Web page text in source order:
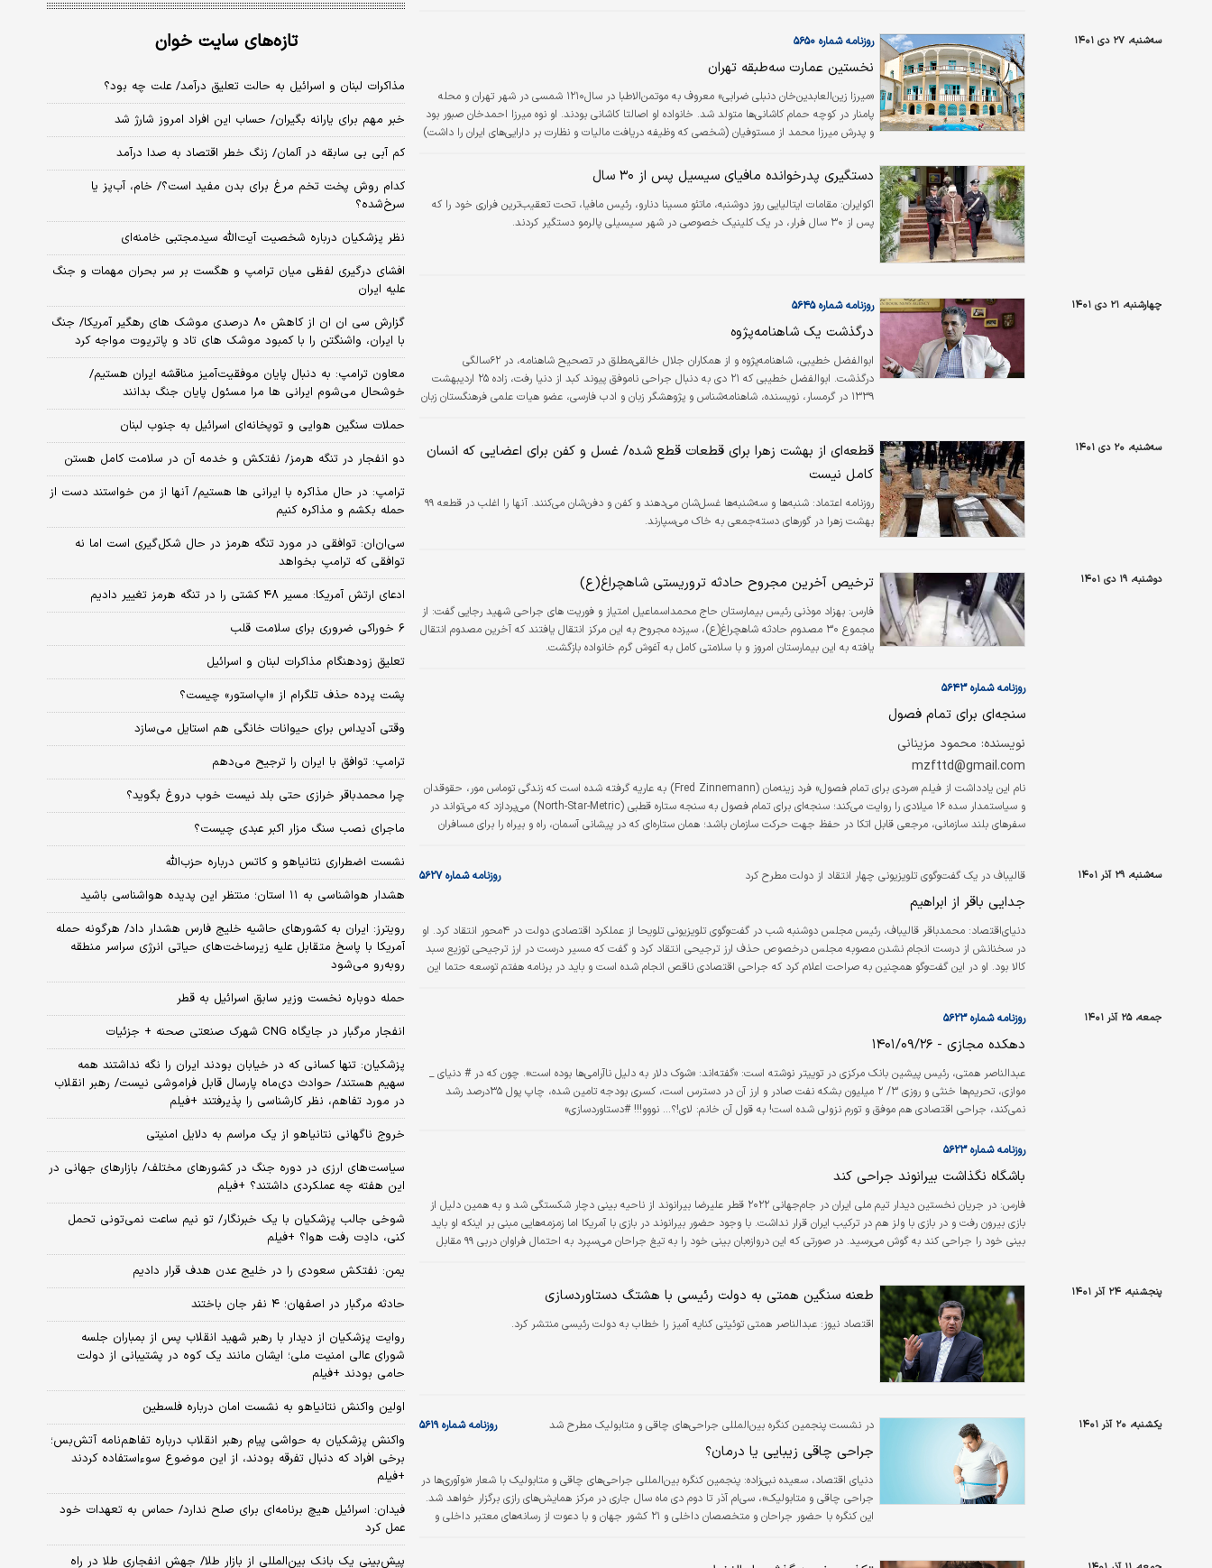
سه‌شنبه، ۲۷ دی ۱۴۰۱ روزنامه شماره ۵۶۵۰
نخستین عمارت سه‌طبقه تهران
«میرزا زین‌العابدین‌خان دنبلی ضرابی» معروف به موتمن‌الاطبا در سال۱۲۱۰ شمسی در شهر تهران و محله
پامنار در کوچه حمام کاشانی‌ها متولد شد. خانواده او اصالتا کاشانی بودند. او نوه میرزا احمدخان صبور بود
و پدرش میرزا محمد از مستوفیان (شخصی که وظیفه دریافت مالیات و نظارت بر دارایی‌های ایران را داشت)
دستگیری پدرخوانده مافیای سیسیل پس از ۳۰ سال
اکوایران: مقامات ایتالیایی روز دوشنبه، ماتئو مسینا دنارو، رئیس مافیا، تحت تعقیب‌ترین فراری خود را که
پس از ۳۰ سال فرار، در یک کلینیک خصوصی در شهر سیسیلی پالرمو دستگیر کردند.
چهارشنبه، ۲۱ دی ۱۴۰۱ روزنامه شماره ۵۶۴۵
درگذشت یک شاهنامه‌پژوه
ابوالفضل خطیبی‌، شاهنامه‌پژوه و از همکاران جلال خالقی‌مطلق در تصحیح شاهنامه، در ۶۲سالگی
درگذشت. ابوالفضل خطیبی که ۲۱ دی به دنبال جراحی ناموفق پیوند کبد از دنیا رفت، زاده ۲۵ اردیبهشت
۱۳۳۹ در گرمسار، نویسنده، شاهنامه‌شناس و پژوهشگر زبان و ادب فارسی، عضو هیات علمی فرهنگستان زبان
خطیبی می‌توان به «شاهنامه،…
سه‌شنبه، ۲۰ دی ۱۴۰۱
قطعه‌ای از بهشت زهرا برای قطعات قطع شده/ غسل و کفن برای اعضایی که انسان
کامل نیست
روزنامه اعتماد:
شنبه‌ها و سه‌شنبه‌ها غسل‌شان می‌دهند و کفن و دفن‌شان می‌کنند. آنها را اغلب در قطعه ۹۹
بهشت زهرا در گورهای دسته‌جمعی به خاک می‌سپارند.
دوشنبه، ۱۹ دی ۱۴۰۱ ترخیص آخرین مجروح حادثه تروریستی شاهچراغ(ع)
فارس: بهزاد موذنی رئیس بیمارستان حاج محمداسماعیل امتیاز و فوریت های جراحی شهید رجایی گفت: از
مجموع ۳۰ مصدوم حادثه شاهچراغ(ع)، سیزده مجروح به این مرکز انتقال یافتند که آخرین مصدوم انتقال
یافته به این بیمارستان امروز و با سلامتی کامل به آغوش گرم خانواده بازگشت.
روزنامه شماره ۵۶۴۳
سنجه‌ای برای تمام فصول
نویسنده: محمود مزيناني
mzfttd@gmail.com
نام این یادداشت از فیلم «مردی برای تمام فصول» فرد زینه‌مان (Fred Zinnemann) به عاریه گرفته شده است که زندگی توماس مور، حقوقدان
و سیاستمدار سده ۱۶ میلادی را روایت می‌کند؛ سنجه‌ای برای تمام فصول به سنجه ستاره قطبی (North-Star-Metric) می‌پردازد که می‌تواند در
سفرهای بلند سازمانی، مرجعی قابل اتکا در حفظ جهت حرکت سازمان باشد؛ همان ستاره‌ای که در پیشانی آسمان، راه و بیراه را برای مسافران
سه‌شنبه، ۲۹ آذر ۱۴۰۱ قالیباف در یک گفت‌وگوی تلویزیونی چهار انتقاد از دولت مطرح کرد‌ روزنامه شماره ۵۶۲۷
جدایی باقر از ابراهیم
دنیای‌اقتصاد: محمد‌باقر قالیباف، رئیس مجلس دوشنبه شب در گفت‌وگوی تلویزیونی تلویحا از عملکرد اقتصادی دولت در ۴محور انتقاد کرد. او
در سخنانش از درست انجام نشدن مصوبه مجلس درخصوص حذف ارز ترجیحی انتقاد کرد و گفت که مسیر درست در ارز ترجیحی توزیع سبد
کالا بود. او در این گفت‌وگو همچنین به صراحت اعلام کرد که جراحی اقتصادی ناقص انجام شده است و باید در برنامه هفتم توسعه حتما این
جمعه، ۲۵ آذر ۱۴۰۱ روزنامه شماره ۵۶۲۳
دهکده مجازی - ۱۴۰۱/۰۹/۲۶
عبدالناصر همتی، رئیس پیشین بانک مرکزی در توییتر نوشته است: «گفته‌اند: «شوک دلار به دلیل ناآرامی‌ها بوده است». چون که در # دنیای _
موازی، تحریم‌ها خنثی و روزی ۳/ ۲ میلیون بشکه نفت صادر و ارز آن در دسترس است، کسری بودجه تامین شده، چاپ پول ۳۵درصد رشد
نمی‌کند، جراحی اقتصادی هم موفق و تورم نزولی شده است! به قول آن خانم: لای!؟... نووو!!! #دستاوردسازی»
روزنامه شماره ۵۶۲۳
باشگاه نگذاشت بیرانوند جراحی کند
فارس: در جریان نخستین دیدار تیم ملی ایران در جام‌جهانی ۲۰۲۲ قطر علیرضا بیرانوند از ناحیه بینی دچار شکستگی شد و به همین دلیل از
بازی بیرون رفت و در بازی با ولز هم در ترکیب ایران قرار نداشت. با وجود حضور بیرانوند در بازی با آمریکا اما زمزمه‌هایی مبنی بر اینکه او باید
بینی خود را جراحی کند به گوش می‌رسید. در صورتی که این دروازه‌بان بینی خود را به تیغ جراحان می‌سپرد به احتمال فراوان دربی ۹۹ مقابل
پنجشنبه، ۲۴ آذر ۱۴۰۱ طعنه سنگین همتی به دولت رئیسی با هشتگ دستاوردسازی
اقتصاد نیوز: عبدالناصر همتی توئیتی کنایه آمیز را خطاب به دولت رئیسی منتشر کرد.
یکشنبه، ۲۰ آذر ۱۴۰۱ در نشست پنجمین کنگره بین‌المللی جراحی‌های چاقی و متابولیک مطرح شد روزنامه شماره ۵۶۱۹
جراحی چاقی زیبایی یا درمان؟
دنياي اقتصاد، سعیده نبی‌زاده: پنجمین کنگره بین‌المللی جراحی‌های چاقی و متابولیک با شعار «نوآوری‌‌ها در
جراحی چاقی و متابولیک»، سی‌ام آذر تا دوم دی ماه سال جاری در مرکز همایش‌های رازی برگزار خواهد شد.
این کنگره با حضور جراحان و متخصصان داخلی و ۲۱ کشور جهان و با دعوت از رسانه‌های معتبر داخلی و
تازه‌های سایت خوان
مذاکرات لبنان و اسرائیل به حالت تعلیق درآمد/ علت چه بود؟
خبر مهم برای یارانه بگیران/ حساب این افراد امروز شارژ شد
کم آبی بی سابقه در آلمان/ زنگ خطر اقتصاد به صدا درآمد
کدام روش پخت تخم مرغ برای بدن مفید است؟/ خام، آب‌پز یا
سرخ‌شده؟
نظر پزشکیان درباره شخصیت آیت‌الله سیدمجتبی خامنه‌ای
افشای درگیری لفظی میان ترامپ و هگست بر سر بحران مهمات و جنگ
علیه ایران
گزارش سی ان ان از کاهش ۸۰ درصدی موشک های رهگیر آمریکا/ جنگ
با ایران، واشنگتن را با کمبود موشک های تاد و پاتریوت مواجه کرد
معاون ترامپ: به دنبال پایان موفقیت‌آمیز مناقشه ایران هستیم/
خوشحال می‌شوم ایرانی ها مرا مسئول پایان جنگ بدانند
حملات سنگین هوایی و توپخانه‌ای اسرائیل به جنوب لبنان
دو انفجار در تنگه هرمز/ نفتکش و خدمه آن در سلامت کامل هستن
ترامپ: در حال مذاکره با ایرانی ها هستیم/ آنها از من خواستند دست از
حمله بکشم و مذاکره کنیم
سی‌ان‌ان: توافقی در مورد تنگه هرمز در حال شکل‌گیری است اما نه
توافقی که ترامپ بخواهد
ادعای ارتش آمریکا: مسیر ۴۸ کشتی را در تنگه هرمز تغییر دادیم
۶ خوراکی ضروری برای سلامت قلب
تعلیق زودهنگام مذاکرات لبنان و اسرائیل
پشت پرده حذف تلگرام از «اپ‌استور» چیست؟
وقتی آدیداس برای حیوانات خانگی هم استایل می‌سازد
ترامپ: توافق با ایران را ترجیح می‌دهم
چرا محمدباقر خرازی حتی بلد نیست خوب دروغ بگوید؟
ماجرای نصب سنگ مزار اکبر عبدی چیست؟
نشست اضطراری نتانیاهو و کاتس درباره حزب‌الله
هشدار هواشناسی به ۱۱ استان؛ منتظر این پدیده هواشناسی باشید
رویترز: ایران به کشورهای حاشیه خلیج فارس هشدار داد/ هرگونه حمله
آمریکا با پاسخ متقابل علیه زیرساخت‌های حیاتی انرژی سراسر منطقه
روبه‌رو می‌شود
حمله دوباره نخست وزیر سابق اسرائیل به قطر
انفجار مرگبار در جایگاه CNG شهرک صنعتی صحنه + جزئیات
پزشکیان: تنها کسانی که در خیابان بودند ایران را نگه نداشتند همه
سهیم هستند/ حوادث دی‌ماه پارسال قابل فراموشی نیست/ رهبر انقلاب
در مورد تفاهم، نظر کارشناسی را پذیرفتند +فیلم
خروج ناگهانی نتانیاهو از یک مراسم به دلایل امنیتی
سیاست‌های ارزی در دوره جنگ در کشورهای مختلف/ بازارهای جهانی در
این هفته چه عملکردی داشتند؟ +فیلم
شوخی جالب پزشکیان با یک خبرنگار/ تو نیم ساعت نمی‌تونی تحمل
کنی، دادِت رفت هوا؟ +فیلم
یمن: نفتکش سعودی را در خلیج عدن هدف قرار دادیم
حادثه مرگبار در اصفهان؛ ۴ نفر جان باختند
روایت پزشکیان از دیدار با رهبر شهید انقلاب پس از بمباران جلسه
شورای عالی امنیت ملی؛ ایشان مانند یک کوه در پشتیبانی از دولت
حامی بودند +فیلم
اولین واکنش نتانیاهو به نشست امان درباره فلسطین
واکنش پزشکیان به حواشی پیام رهبر انقلاب درباره تفاهم‌نامه آتش‌بس؛
برخی افراد که دنبال تفرقه بودند، از این موضوع سوءاستفاده کردند
+فیلم
فیدان: اسرائیل هیچ برنامه‌ای برای صلح ندارد/ حماس به تعهدات خود
عمل کرد
پیش‌بینی یک بانک بین‌المللی از بازار طلا/ جهش انفجاری طلا در راه